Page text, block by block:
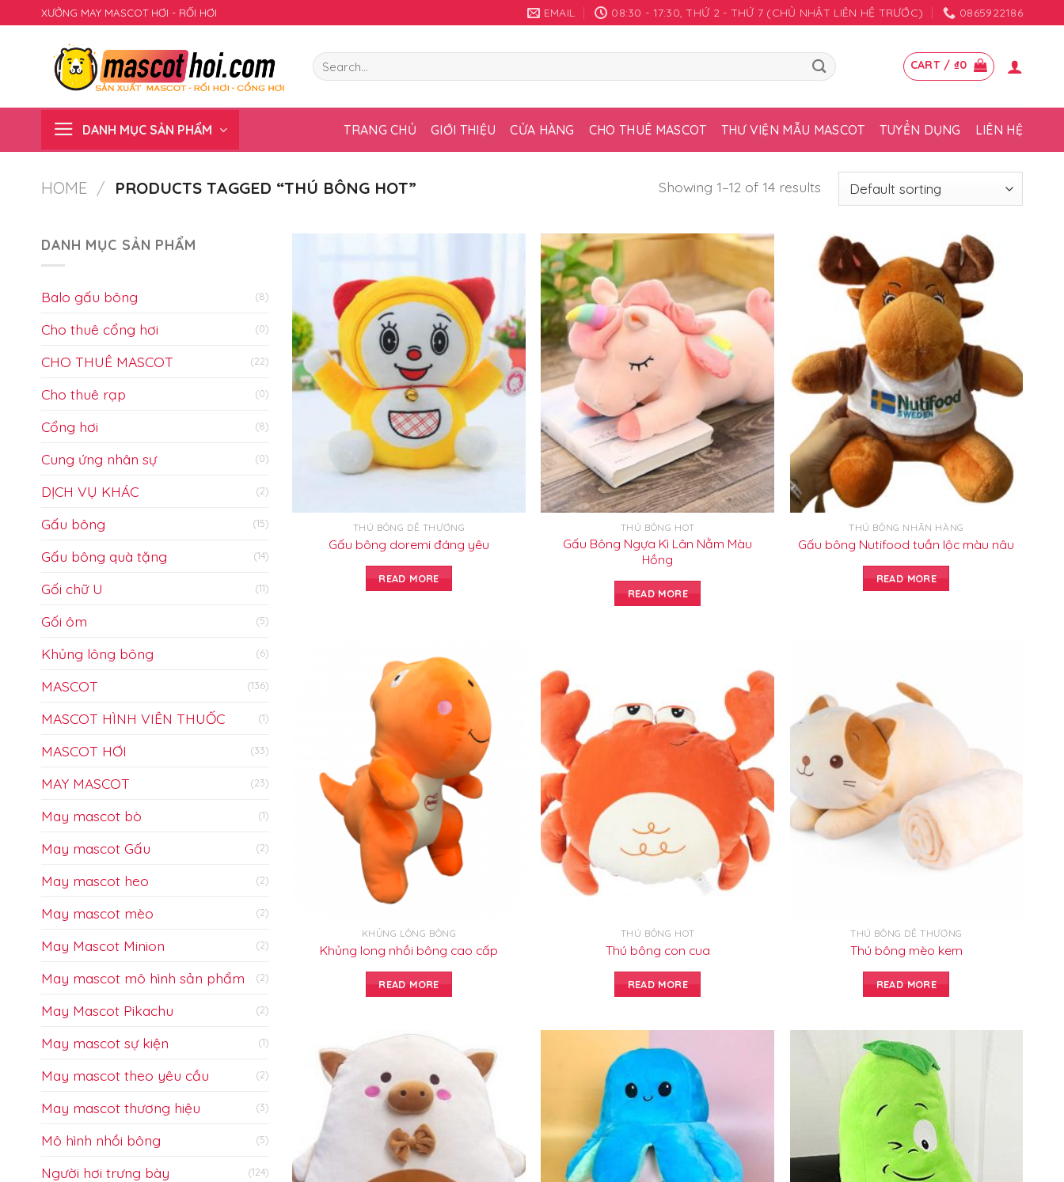
XƯỞNG MAY MASCOT HƠI - RỐI HƠI EMAIL 08:30 - 17:30, THỨ 2 - THỨ 7 (CHỦ NHẬT LIÊN HỆ TRƯỚC) 0865922186
Search
for:
CART / ₫0
DANH MỤC SẢN PHẨM TRANG CHỦ GIỚI THIỆU CỬA HÀNG CHO THUÊ MASCOT THƯ VIỆN MẪU MASCOT TUYỂN DỤNG LIÊN HỆ
HOME / PRODUCTS TAGGED “THÚ BÔNG HOT” Showing 1–12 of 14 results
DANH MỤC SẢN PHẨM
Balo gấu bông (8)
Cho thuê cổng hơi (0)
CHO THUÊ MASCOT (22)
Cho thuê rạp (0)
Cổng hơi (8)
Cung ứng nhân sự (0)
DỊCH VỤ KHÁC (2)
Gấu bông (15)
Gấu bông quà tặng (14)
Gối chữ U (11)
Gối ôm (5)
Khủng lông bông (6)
MASCOT (136)
MASCOT HÌNH VIÊN THUỐC (1)
MASCOT HƠI (33)
MAY MASCOT (23)
May mascot bò (1)
May mascot Gấu (2)
May mascot heo (2)
May mascot mèo (2)
May Mascot Minion (2)
May mascot mô hình sản phẩm (2)
May Mascot Pikachu (2)
May mascot sự kiện (1)
May mascot theo yêu cầu (2)
May mascot thương hiệu (3)
Mô hình nhồi bông (5)
Người hơi trưng bày (124)
THÚ BÔNG DỄ THƯƠNG
Gấu bông doremi đáng yêu
READ MORE
THÚ BÔNG HOT
Gấu Bông Ngựa Kì Lân Nằm Màu
Hồng
READ MORE
THÚ BÔNG NHÃN HÀNG
Gấu bông Nutifood tuần lộc màu nâu
READ MORE
KHỦNG LÔNG BÔNG
Khủng long nhồi bông cao cấp
READ MORE
THÚ BÔNG HOT
Thú bông con cua
READ MORE
THÚ BÔNG DỄ THƯƠNG
Thú bông mèo kem
READ MORE